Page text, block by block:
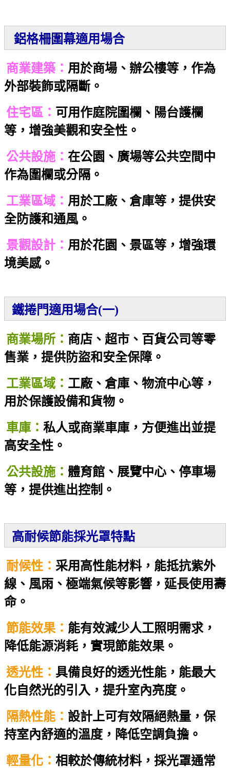
鋁格柵圍幕適用場合
商業建築： 用於商場、辦公樓等，作為
外部裝飾或隔斷。
住宅區： 可用作庭院圍欄、陽台護欄
等，增強美觀和安全性。
公共設施： 在公園、廣場等公共空間中
作為圍欄或分隔。
工業區域： 用於工廠、倉庫等，提供安
全防護和通風。
景觀設計： 用於花園、景區等，增強環
境美感。
鐵捲門適用場合(一)
商業場所： 商店、超市、百貨公司等零
售業，提供防盜和安全保障。
工業區域： 工廠、倉庫、物流中心等，
用於保護設備和貨物。
車庫： 私人或商業車庫，方便進出並提
高安全性。
公共設施： 體育館、展覽中心、停車場
等，提供進出控制。
高耐候節能採光罩特點
耐候性： 采用高性能材料，能抵抗紫外
線、風雨、極端氣候等影響，延長使用壽
命。
節能效果： 能有效減少人工照明需求，
降低能源消耗，實現節能效果。
透光性： 具備良好的透光性能，能最大
化自然光的引入，提升室內亮度。
隔熱性能： 設計上可有效隔絕熱量，保
持室內舒適的溫度，降低空調負擔。
輕量化： 相較於傳統材料，採光罩通常